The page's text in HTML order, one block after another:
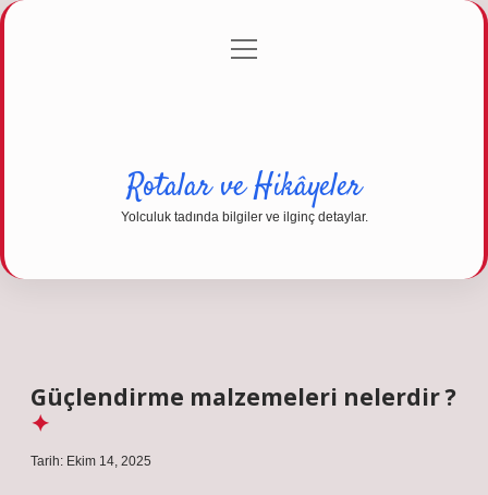
Gizlilik Politikası
menüyü
Rotalar ve Hikâyeler
Yolculuk tadında bilgiler ve ilginç detaylar.
Güçlendirme malzemeleri nelerdir ?
Tarih: Ekim 14, 2025